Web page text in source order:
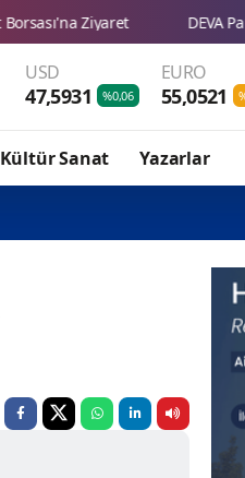
DEVA Partili Zeynep
USD
47,5931 %0,06
EURO
55,0521
Kültür Sanat Yazarlar